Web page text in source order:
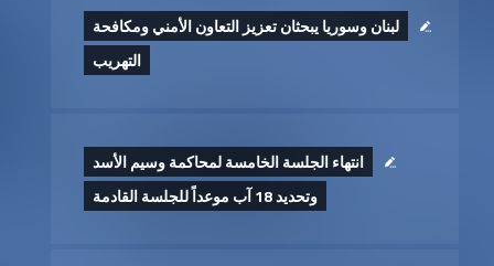
لبنان وسوريا يبحثان تعزيز التعاون الأمني ومكافحة
التهريب
انتهاء الجلسة الخامسة لمحاكمة وسيم الأسد
وتحديد 18 آب موعداً للجلسة القادمة